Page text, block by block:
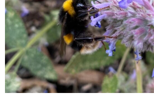
meio a viver fora, lecionando e
agência de publicidade em Maputo.
Regressei a Portugal ano e meio
trouxe novos caminhos e
mãe, trabalhei em coordenação de
profissional, projetos comunitários e
viagens.